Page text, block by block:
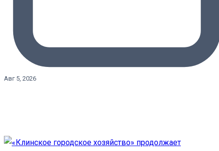
Авг 5, 2026